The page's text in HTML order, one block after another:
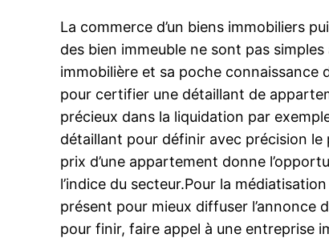
La commerce d’un biens immobiliers
des bien immeuble ne sont pas
immobilière et sa poche connaissance
pour certifier une détaillant de
précieux dans la liquidation par
détaillant pour définir avec précision
prix d’une appartement donne
l’indice du secteur.Pour la
présent pour mieux diffuser l’annonce
pour finir, faire appel à une entreprise